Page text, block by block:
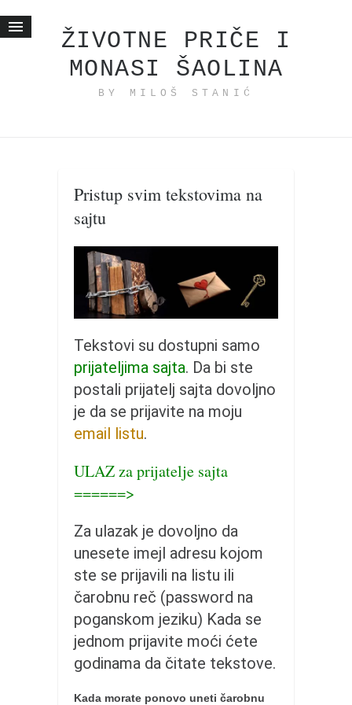
ŽIVOTNE PRIČE I
MONASI ŠAOLINA
BY MILOŠ STANIĆ
Životne priče
moj haiku
momenti i mesta
bonus sadržaj
Svetlopis
zakonopravilo
zabranjena istorija
ćirilica
porodične priče
Okinava karate
moje beleške
istorija karatea
bubishi
kihon
Pristup svim tekstovima na
sajtu
Tekstovi su dostupni samo
prijateljima sajta. Da bi ste
postali prijatelj sajta dovoljno
je da se prijavite na moju
email listu.
ULAZ za prijatelje sajta
======>
Za ulazak je dovoljno da
unesete imejl adresu kojom
ste se prijavili na listu ili
čarobnu reč (password na
poganskom jeziku) Kada se
jednom prijavite moći ćete
godinama da čitate tekstove.
Kada morate ponovo uneti čarobnu